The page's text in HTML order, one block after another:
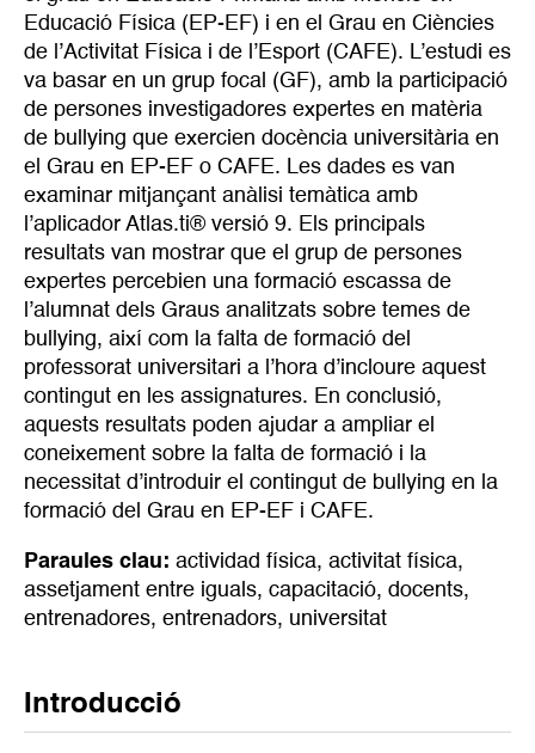
Educació Física (EP-EF) i en el Grau en Ciències
de l’Activitat Física i de l’Esport (CAFE). L’estudi es
va basar en un grup focal (GF), amb la participació
de persones investigadores expertes en matèria
de bullying que exercien docència universitària en
el Grau en EP-EF o CAFE. Les dades es van
examinar mitjançant anàlisi temàtica amb
l’aplicador Atlas.ti® versió 9. Els principals
resultats van mostrar que el grup de persones
expertes percebien una formació escassa de
l’alumnat dels Graus analitzats sobre temes de
bullying, així com la falta de formació del
professorat universitari a l’hora d’incloure aquest
contingut en les assignatures. En conclusió,
aquests resultats poden ajudar a ampliar el
coneixement sobre la falta de formació i la
necessitat d’introduir el contingut de bullying en la
formació del Grau en EP-EF i CAFE.
Paraules clau: actividad física, activitat física,
assetjament entre iguals, capacitació, docents,
entrenadores, entrenadors, universitat
Introducció